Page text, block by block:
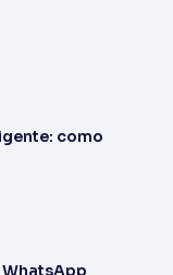
como